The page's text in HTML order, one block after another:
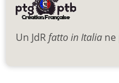
Un JdRfatto in Italia ne